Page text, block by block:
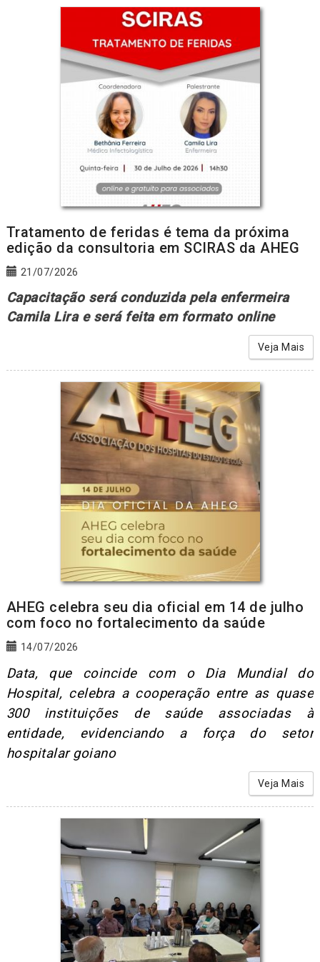
Tratamento de feridas é tema da próxima
edição da consultoria em SCIRAS da AHEG
21/07/2026
Capacitação será conduzida pela enfermeira
Camila Lira e será feita em formato online
Veja Mais
AHEG celebra seu dia oficial em 14 de julho
com foco no fortalecimento da saúde
14/07/2026
Data, que coincide com o Dia Mundial do
Hospital, celebra a cooperação entre as quase
300 instituições de saúde associadas à
entidade, evidenciando a força do setor
hospitalar goiano
Veja Mais